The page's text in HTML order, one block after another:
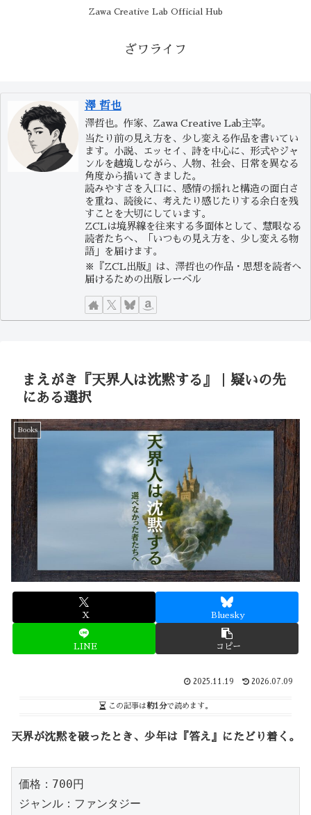
Zawa Creative Lab Official Hub
ざワライフ
澤 哲也
澤哲也。作家、Zawa Creative Lab主宰。
当たり前の見え方を、少し変える作品を書いてい
ます。小説、エッセイ、詩を中心に、形式やジャ
ンルを越境しながら、人物、社会、日常を異なる
角度から描いてきました。
読みやすさを入口に、感情の揺れと構造の面白さ
を重ね、読後に、考えたり感じたりする余白を残
すことを大切にしています。
ZCLは境界線を往来する多面体として、慧眼なる
読者たちへ、「いつもの見え方を、少し変える物
語」を届けます。
※『ZCL出版』は、澤哲也の作品・思想を読者へ
届けるための出版レーベル
まえがき『天界人は沈黙する』｜疑いの先
にある選択
Books
X Bluesky
LINE コピー
2025.11.19 2026.07.09
この記事は約1分で読めます。
天界が沈黙を破ったとき、少年は『答え』にたどり着く。
価格：700円
ジャンル：ファンタジー